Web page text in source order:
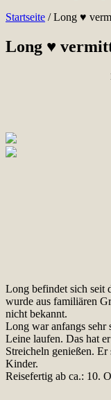
Startseite /Long ♥
Long ♥
Long befindet sich seit
wurde aus familiären
nicht bekannt.
Long war anfangs sehr
Leine laufen. Das hat
Streicheln genießen.
Kinder.
Reisefertig ab ca.: 10.